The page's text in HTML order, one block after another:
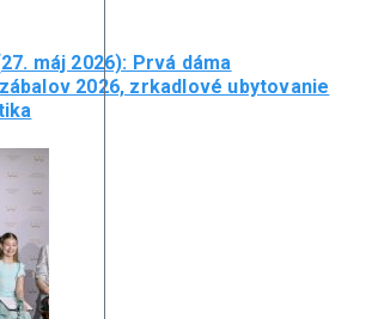
máj 2026): Prvá dáma
2026, zrkadlové ubytovanie